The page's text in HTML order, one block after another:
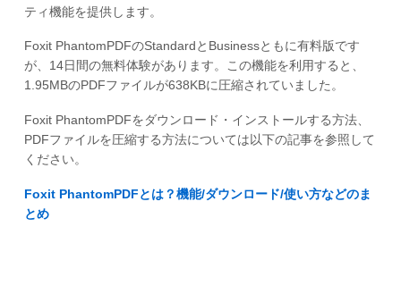
ティ機能を提供します。
Foxit PhantomPDFのStandardとBusinessともに有料版です
が、14日間の無料体験があります。この機能を利用すると、
1.95MBのPDFファイルが638KBに圧縮されていました。
Foxit PhantomPDFをダウンロード・インストールする方法、
PDFファイルを圧縮する方法については以下の記事を参照して
ください。
Foxit PhantomPDFとは？機能/ダウンロード/使い方などのま
とめ